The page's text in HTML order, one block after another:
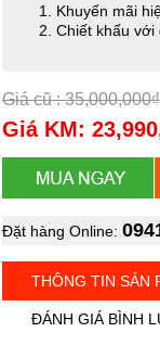
Khuyến mãi
Chiết khấu với
Giá cũ : 35,000,000₫
Giá KM:
Đặt hàng Online:
THÔNG TIN SẢN
ĐÁNH GIÁ BÌNH